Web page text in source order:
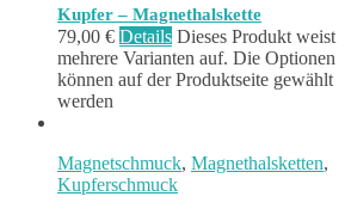
Kupfer – Magnethalskette
79,00 € Details Dieses Produkt weist
mehrere Varianten auf. Die Optionen
können auf der Produktseite gewählt
werden
Magnetschmuck, Magnethalsketten,
Kupferschmuck